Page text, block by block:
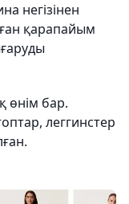
негізінен
қарапайым
өнім бар.
леггинстер